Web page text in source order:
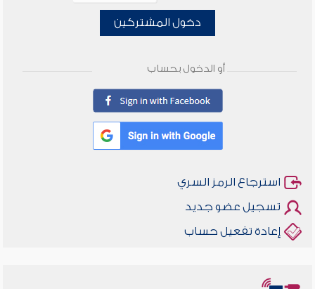
دخول المشتركين
أو الدخول بحساب
استرجاع الرمز السري
تسجيل عضو جديد
إعادة تفعيل حساب